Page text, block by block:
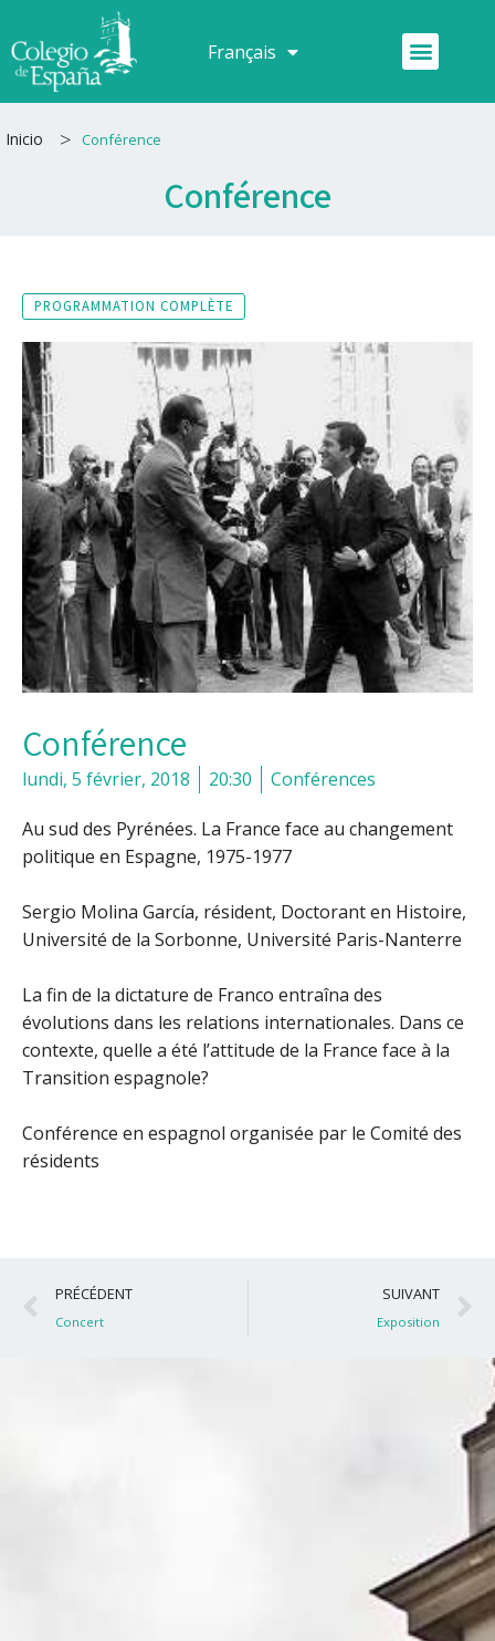
au
contenu
Français
Español Menu
Inicio > Conférence
Conférence
PROGRAMMATION COMPLÈTE
Conférence
lundi, 5 février, 2018 20:30 Conférences
Au sud des Pyrénées. La France face au changement
politique en Espagne, 1975-1977
Sergio Molina García, résident, Doctorant en Histoire,
Université de la Sorbonne, Université Paris-Nanterre
La fin de la dictature de Franco entraîna des
évolutions dans les relations internationales. Dans ce
contexte, quelle a été l’attitude de la France face à la
Transition espagnole?
Conférence en espagnol organisée par le Comité des
résidents
Précédent
PRÉCÉDENT
Concert
SUIVANT
Exposition